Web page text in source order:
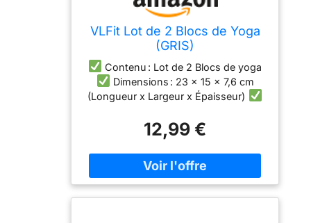
VLFit Lot de 2 Blocs de Yoga
(GRIS)
Contenu : Lot de 2 Blocs de yoga
Dimensions : 23 x 15 x 7,6 cm
(Longueur x Largeur x Épaisseur)
pour une durabilité
Structure
solide et la stabilité de la surface
douce pour une accroche optimale et
confortable
Blocs de yoga
approfondir et d'étirer votre souple,
qui est polyvalent et élégant pour
12,99 €